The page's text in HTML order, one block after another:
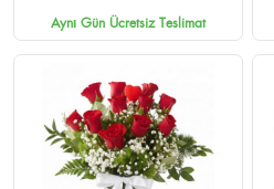
Aynı Gün Ücretsiz Teslimat